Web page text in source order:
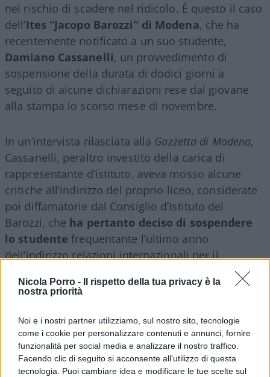
Nicola Porro -
Il rispetto della tua privacy è la
nostra priorità
Noi e i nostri partner utilizziamo, sul nostro sito, tecnologie
come i cookie per personalizzare contenuti e annunci, fornire
funzionalità per social media e analizzare il nostro traffico.
Facendo clic di seguito si acconsente all'utilizzo di questa
tecnologia. Puoi cambiare idea e modificare le tue scelte sul
nel rischio di scadere nel ridicolo. È questo il caso
dell’Ites “Jacopo Barozzi” di Modena, che ha
recentemente notificato a un suo studente,
Damiano Cassanelli, un provvedimento di
sospensione della durata di dodici giorni a
seguito di alcune dichiarazioni rese dal giovane
alla stampa lo scorso mese di novembre.
In un’intervista rilasciata alla Gazzetta di Modena,
Cassanelli, peraltro investito della carica di
rappresentante d’istituto, aveva mosso alcune
critiche all’indirizzo del proprio liceo, considerate
poi diffamatorie dal Consiglio d’Istituto del
Barozzi, che ha pertanto deciso di sospendere
lo studente frequentante l’ultimo anno
dell’indirizzo relazioni internazionali per il
preoccupa, e non poco, i genitori del ragazzo, in
andamento dell’anno scolastico in corso, e, di
conseguenza, sulla stessa ammissione all’esame
di Stato.